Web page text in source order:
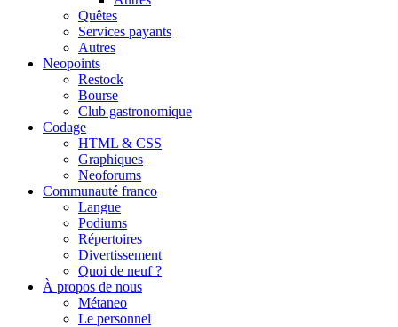
Quêtes
Services payants
Autres
Neopoints
Restock
Bourse
Club gastronomique
Codage
HTML & CSS
Graphiques
Neoforums
Communauté franco
Langue
Podiums
Répertoires
Divertissement
Quoi de neuf ?
À propos de nous
Métaneo
Le personnel